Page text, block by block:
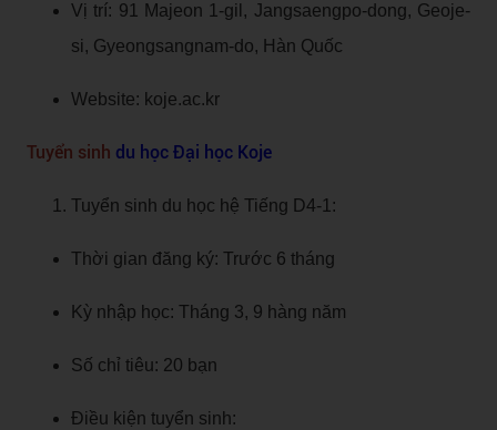
Vị trí: 91 Majeon 1-gil, Jangsaengpo-dong, Geoje-
si, Gyeongsangnam-do, Hàn Quốc
Website: koje.ac.kr
Tuyển sinh du học Đại học Koje
Tuyển sinh du học hệ Tiếng D4-1:
Thời gian đăng ký: Trước 6 tháng
Kỳ nhập học: Tháng 3, 9 hàng năm
Số chỉ tiêu: 20 bạn
Điều kiện tuyển sinh: